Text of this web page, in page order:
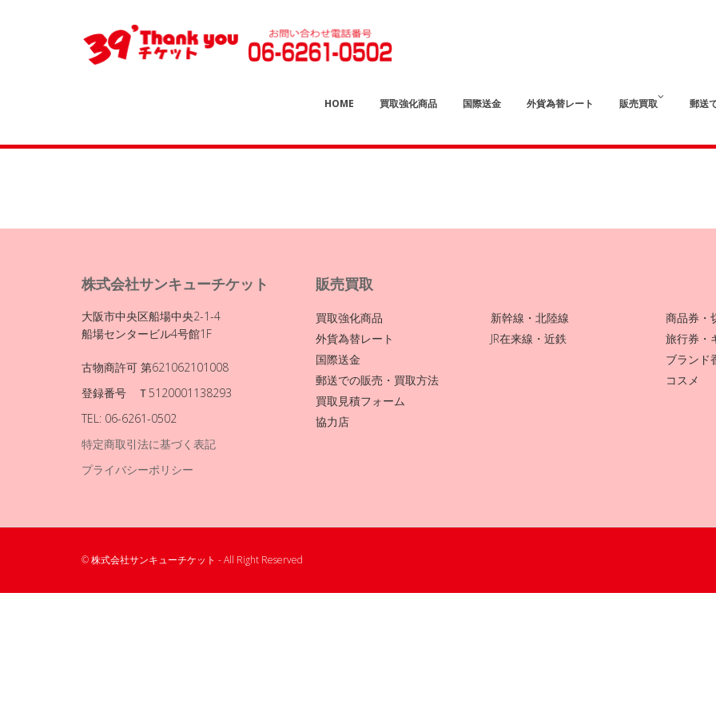
HOME 買取強化商品 国際送金 外貨為替レート 販売買取 郵送
株式会社サンキューチケット
大阪市中央区船場中央2-1-4
船場センタービル4号館1F
古物商許可 第621062101008
登録番号 Ｔ5120001138293
TEL: 06-6261-0502
特定商取引法に基づく表記
プライバシーポリシー
販売買取
買取強化商品
外貨為替レート
国際送金
郵送での販売・買取方法
買取見積フォーム
協力店
新幹線・北陸線
JR在来線・近鉄
商品券・
旅行券・
ブランド
コスメ
© 株式会社サンキューチケット - All Right Reserved